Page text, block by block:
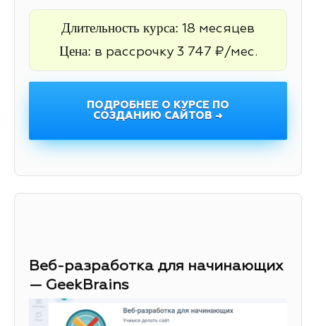
Длительность курса: 18 месяцев
Цена: в рассрочку 3 747 ₽/мес.
ПОДРОБНЕЕ О КУРСЕ ПО
СОЗДАНИЮ САЙТОВ →
Веб-разработка для начинающих
— GeekBrains